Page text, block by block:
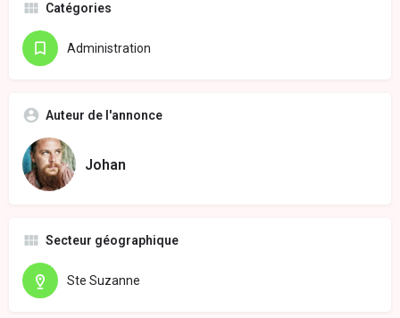
Catégories
Administration
Auteur de l'annonce
Johan
Secteur géographique
Ste Suzanne